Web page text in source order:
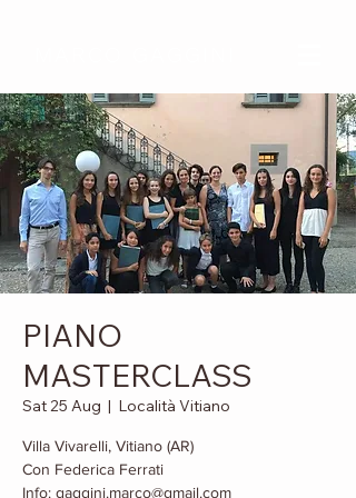
PIANO
MASTERCLASS
Sat 25 Aug
  |
Località Vitiano
Villa Vivarelli, Vitiano (AR)
Con Federica Ferrati
Info: gaggini.marco@gmail.com